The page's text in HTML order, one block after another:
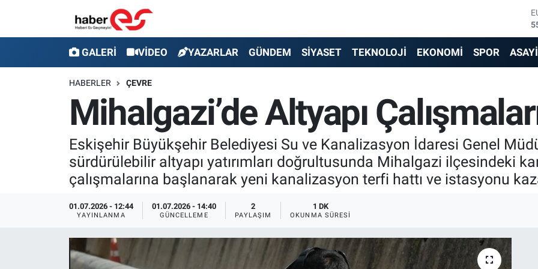
GALERİ VİDEO YAZARLAR GÜNDEM SİYASET TEKNOLOJİ EKONOMİ SPOR
HABERLER ÇEVRE
Mihalgazi’de Altyapı
Eskişehir Büyükşehir Belediyesi Su ve Kanalizasyon İdaresi Genel
sürdürülebilir altyapı yatırımları doğrultusunda Mihalgazi ilçesindeki
çalışmalarına başlanarak yeni kanalizasyon terfi hattı ve istasyonu
01.07.2026 - 12:44
YAYINLANMA
01.07.2026 - 14:40
GÜNCELLEME
2
PAYLAŞIM
1 DK
OKUNMA SÜRESI
YAZARLAR
GÜNDEM
SİYASET
Eskişehir Nöbetçi Eczaneler
Eskişehir Trafik Yoğunluk Haritası
Süper Lig Puan Durumu ve Fikstür
Tüm Manşetler